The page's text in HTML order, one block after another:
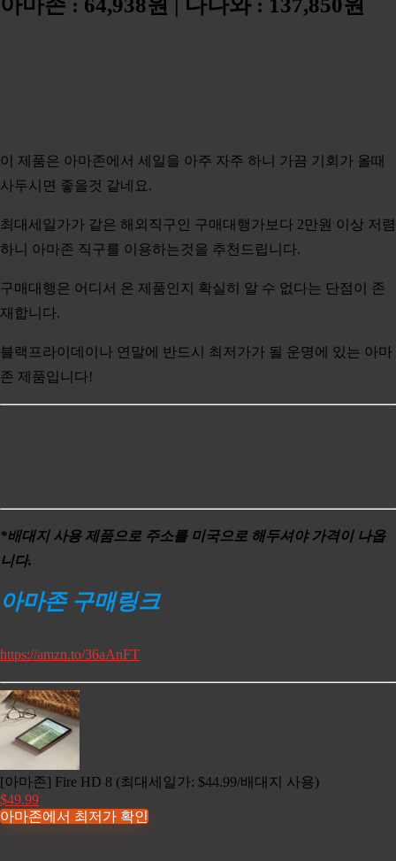
이 제품은 아마존에서 세일을 아주 자주 하니 가끔 기회가 올때
사두시면 좋을것 같네요.
최대세일가가 같은 해외직구인 구매대행가보다 2만원 이상 저렴
하니 아마존 직구를 이용하는것을 추천드립니다.
구매대행은 어디서 온 제품인지 확실히 알 수 없다는 단점이 존
재합니다.
블랙프라이데이나 연말에 반드시 최저가가 될 운명에 있는 아마
존 제품입니다!
*배대지 사용 제품으로 주소를 미국으로 해두셔야 가격이 나옵
니다.
아마존 구매링크
https://amzn.to/36aAnFT
[아마존] Fire HD 8 (최대세일가: $44.99/배대지 사용)
$49.99
아마존에서 최저가 확인